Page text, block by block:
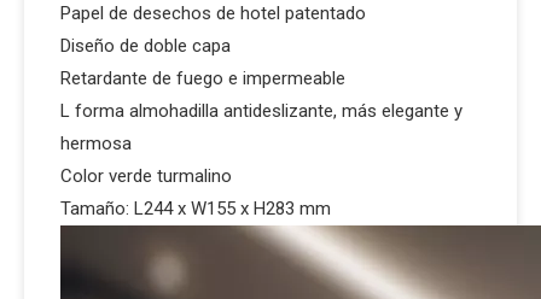
Papel de desechos de hotel patentado
Diseño de doble capa
Retardante de fuego e impermeable
L forma almohadilla antideslizante, más elegante y
hermosa
Color verde turmalino
Tamaño: L244 x W155 x H283 mm